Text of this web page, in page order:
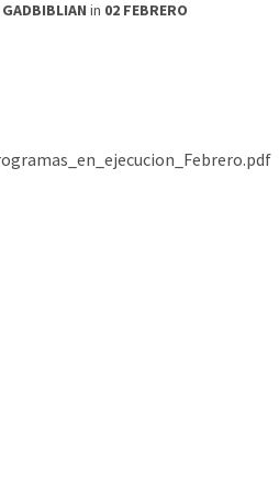
GADBIBLIAN in 02 FEBRERO